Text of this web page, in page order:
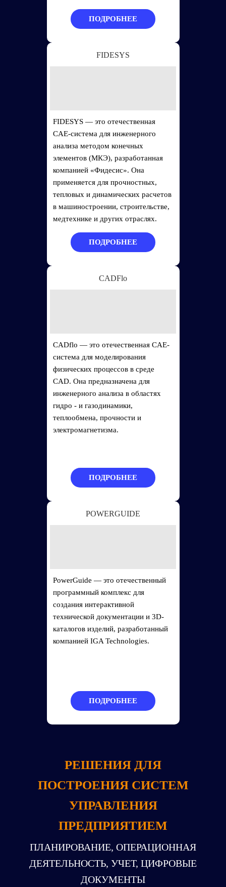
ПОДРОБНЕЕ
FIDESYS
FIDESYS — это отечественная
CAE-система для инженерного
анализа методом конечных
элементов (МКЭ), разработанная
компанией «Фидесис». Она
применяется для прочностных,
тепловых и динамических расчетов
в машиностроении, строительстве,
медтехнике и других отраслях.
ПОДРОБНЕЕ
CADFlo
CADflo — это отечественная CAE-
система для моделирования
физических процессов в среде
CAD. Она предназначена для
инженерного анализа в областях
гидро - и газодинамики,
теплообмена, прочности и
электромагнетизма.
ПОДРОБНЕЕ
POWERGUIDE
PowerGuide — это отечественный
программный комплекс для
создания интерактивной
технической документации и 3D-
каталогов изделий, разработанный
компанией IGA Technologies.
ПОДРОБНЕЕ
РЕШЕНИЯ ДЛЯ
ПОСТРОЕНИЯ СИСТЕМ
УПРАВЛЕНИЯ
ПРЕДПРИЯТИЕМ
ПЛАНИРОВАНИЕ, ОПЕРАЦИОННАЯ
ДЕЯТЕЛЬНОСТЬ, УЧЕТ, ЦИФРОВЫЕ
ДОКУМЕНТЫ